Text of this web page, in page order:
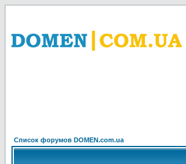
Список форумов DOMEN.com.ua